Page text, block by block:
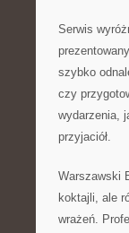
Serwis
szybko
czy
wydarzenia,
przyjaciół.
Warszawski
koktajli, ale
wrażeń.